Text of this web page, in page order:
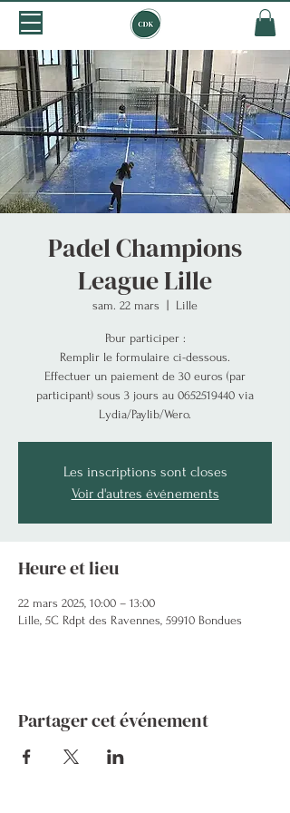
Padel Champions
League Lille
sam. 22 mars Lille
Pour participer :
Remplir le formulaire ci-dessous.
Effectuer un paiement de 30 euros (par
participant) sous 3 jours au 0652519440 via
Lydia/Paylib/Wero.
Les inscriptions sont closes
Voir d'autres événements
Heure et lieu
22 mars 2025, 10:00 – 13:00
Lille, 5C Rdpt des Ravennes, 59910 Bondues
Partager cet événement